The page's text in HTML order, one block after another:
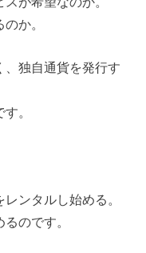
か。
、独自通貨を発行す
。
ンタルし始める。
のです。